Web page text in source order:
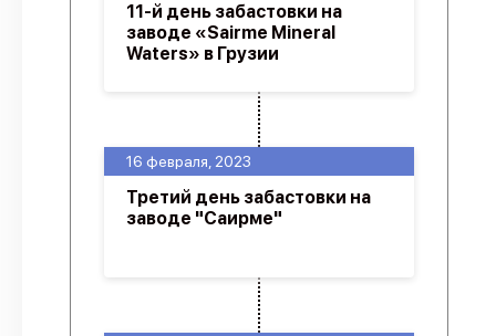
16 февраля, 2023
Третий день забастовки на
заводе "Саирме"
11-й день забастовки на
заводе «Sairme Mineral
Waters» в Грузии